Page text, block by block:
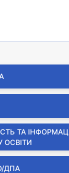
ТА
ОСВІТИ
ДПА
День матері